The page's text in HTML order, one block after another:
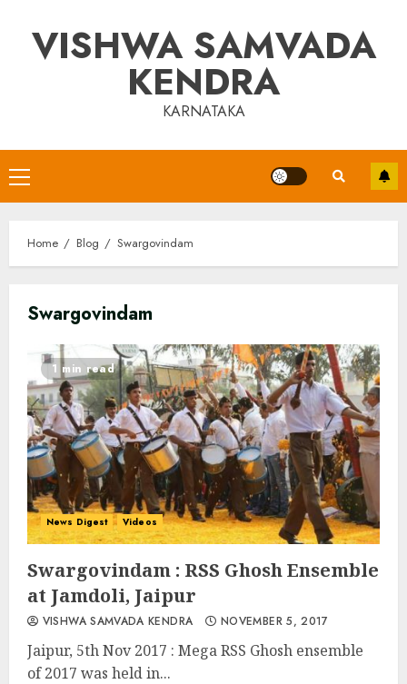
contentVISHWA SAMVADA
KENDRA
KARNATAKA
Primary
Menu
Home Blog Swargovindam
Swargovindam
1 min read
News Digest Videos
Swargovindam : RSS Ghosh Ensemble
at Jamdoli, Jaipur
VISHWA SAMVADA KENDRA NOVEMBER 5, 2017
Jaipur, 5th Nov 2017 : Mega RSS Ghosh ensemble
of 2017 was held in...